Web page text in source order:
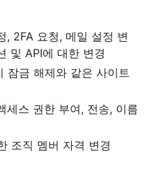
, 2FA 요청, 메일 설정 변
및 API에 대한 변경
잠금 해제와 같은 사이트
세스 권한 부여, 전송, 이름
조직 멤버 자격 변경